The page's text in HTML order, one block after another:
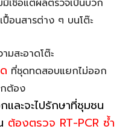
มีเชื้อแต่ผลตรวจเป็นบวก
ปื้อนสารต่าง ๆ บนโต๊ะ
มสะอาดโต๊ะ
ที่ชุดทดสอบแยกไม่ออก
ต้อง
และจะไปรักษาที่ชุมชน
ต้องตรวจ RT-PCR ซ้ำ